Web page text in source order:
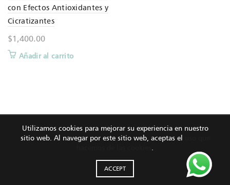
con Efectos Antioxidantes y
Cicratizantes
$1,400.00
Añadir al carrito
Utilizamos cookies para mejorar su experiencia en nuestro
sitio web. Al navegar por este sitio web, aceptas el
ACCEPT